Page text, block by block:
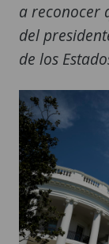
a reconocer
del
de los